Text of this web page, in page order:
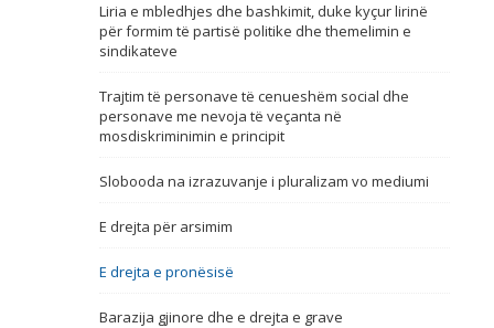
Liria e mbledhjes dhe bashkimit, duke kyçur lirinë
për formim të partisë politike dhe themelimin e
sindikateve
Trajtim të personave të cenueshëm social dhe
personave me nevoja të veçanta në
mosdiskriminimin e principit
Slobooda na izrazuvanje i pluralizam vo mediumi
E drejta për arsimim
E drejta e pronësisë
Barazija gjinore dhe e drejta e grave